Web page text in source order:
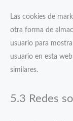
Las cookies de
otra forma de
usuario para
usuario en esta
similares.
5.3 Redes